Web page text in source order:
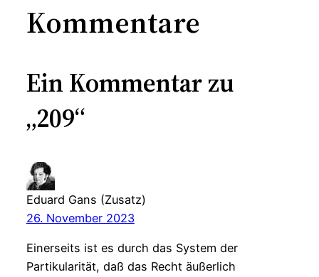
Kommentare
Ein Kommentar zu
„209“
Eduard Gans (Zusatz)
26. November 2023
Einerseits ist es durch das System der
Partikularität, daß das Recht äußerlich